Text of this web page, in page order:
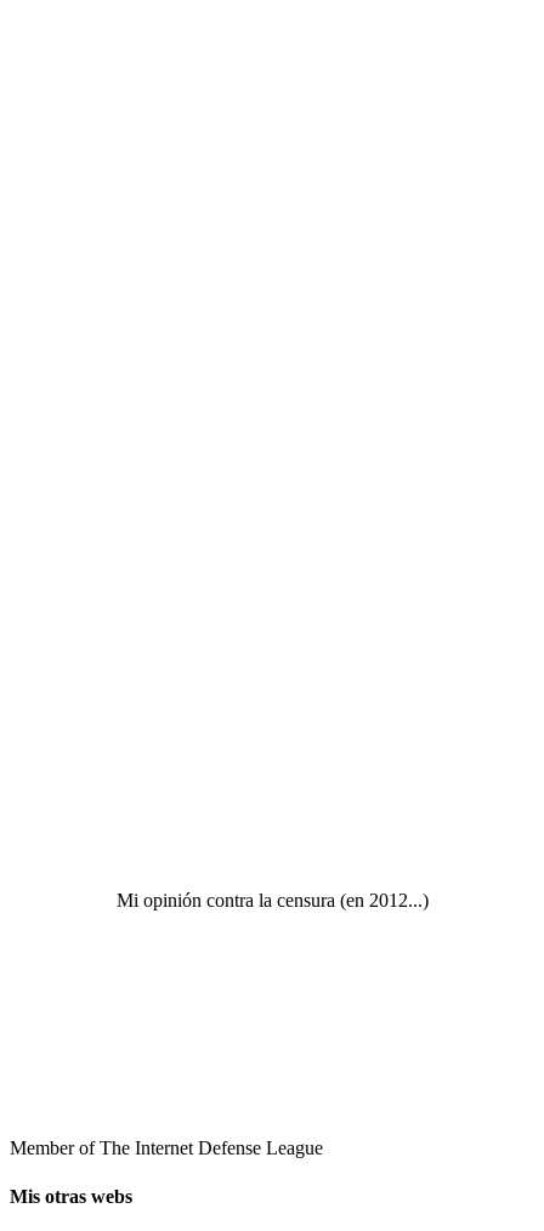
Mi opinión contra la censura (en 2012...)
Member of The Internet Defense League
Mis otras webs